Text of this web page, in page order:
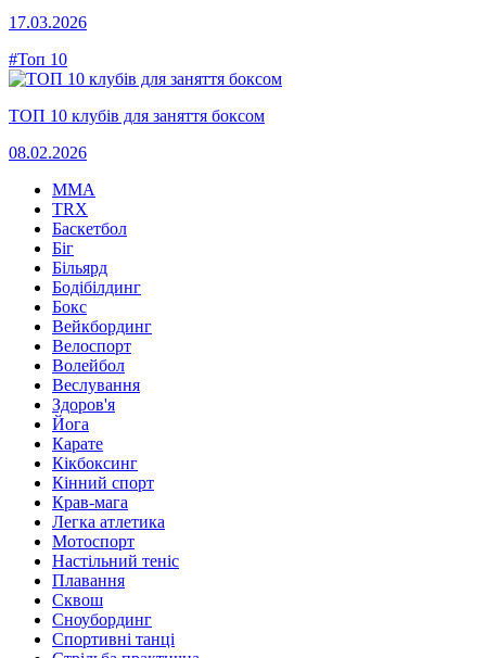
17.03.2026
#Топ 10
ТОП 10 клубів для заняття боксом
08.02.2026
MMA
TRX
Баскетбол
Біг
Більярд
Бодібілдинг
Бокс
Вейкбординг
Велоспорт
Волейбол
Веслування
Здоров'я
Йога
Карате
Кікбоксинг
Кінний спорт
Крав-мага
Легка атлетика
Мотоспорт
Настільний теніс
Плавання
Сквош
Сноубординг
Спортивні танці